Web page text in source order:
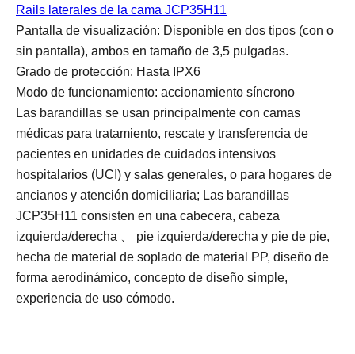
Rails laterales de la cama JCP35H11
Pantalla de visualización: Disponible en dos tipos (con o
sin pantalla), ambos en tamaño de 3,5 pulgadas.
Grado de protección: Hasta IPX6
Modo de funcionamiento: accionamiento síncrono
Las barandillas se usan principalmente con camas
médicas para tratamiento, rescate y transferencia de
pacientes en unidades de cuidados intensivos
hospitalarios (UCI) y salas generales, o para hogares de
ancianos y atención domiciliaria; Las barandillas
JCP35H11 consisten en una cabecera, cabeza
izquierda/derecha 、 pie izquierda/derecha y pie de pie,
hecha de material de soplado de material PP, diseño de
forma aerodinámico, concepto de diseño simple,
experiencia de uso cómodo.